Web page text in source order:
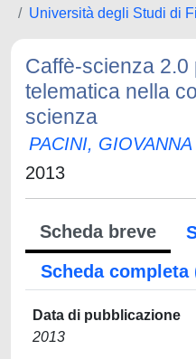
Università degli Studi di
Caffè-scienza
telematica nella
scienza
PACINI, GIOVANNA
2013
Scheda breve
Scheda completa
Data di pubblicazione
2013